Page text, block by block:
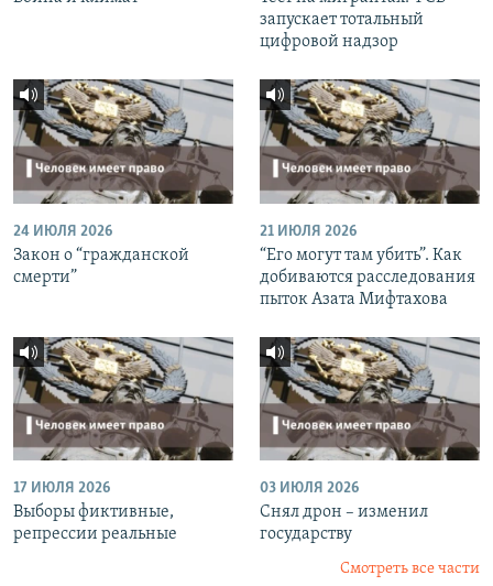
запускает тотальный
цифровой надзор
24 ИЮЛЯ 2026
Закон о “гражданской
смерти”
21 ИЮЛЯ 2026
“Его могут там убить”. Как
добиваются расследования
пыток Азата Мифтахова
17 ИЮЛЯ 2026
Выборы фиктивные,
репрессии реальные
03 ИЮЛЯ 2026
Снял дрон – изменил
государству
Смотреть все части